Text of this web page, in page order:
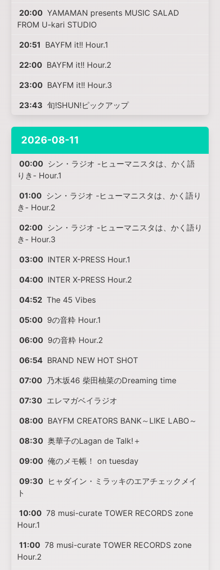
20:00 YAMAMAN presents MUSIC SALAD
FROM U-kari STUDIO
20:51 BAYFM it!! Hour.1
22:00 BAYFM it!! Hour.2
23:00 BAYFM it!! Hour.3
23:43 旬!SHUN!ピックアップ
2026-08-11
00:00 シン・ラジオ -ヒューマニスタは、かく語
りき- Hour.1
01:00 シン・ラジオ -ヒューマニスタは、かく語り
き- Hour.2
02:00 シン・ラジオ -ヒューマニスタは、かく語り
き- Hour.3
03:00 INTER X-PRESS Hour.1
04:00 INTER X-PRESS Hour.2
04:52 The 45 Vibes
05:00 9の音粋 Hour.1
06:00 9の音粋 Hour.2
06:54 BRAND NEW HOT SHOT
07:00 乃木坂46 柴田柚菜のDreaming time
07:30 エレマガベイラジオ
08:00 BAYFM CREATORS BANK～LIKE LABO～
08:30 奥華子のLagan de Talk!＋
09:00 俺のメモ帳！ on tuesday
09:30 ヒャダイン・ミラッキのエアチェックメイ
ト
10:00 78 musi-curate TOWER RECORDS zone
Hour.1
11:00 78 musi-curate TOWER RECORDS zone
Hour.2